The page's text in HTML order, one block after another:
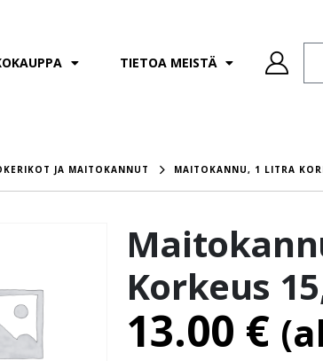
TIETOA MEISTÄ
JA MAITOKANNUT MAITOKANNU, 1 LITRA
Korkeus
13.00 €